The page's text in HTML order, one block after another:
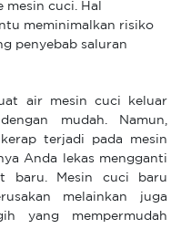
mesin cuci. Hal
meminimalkan risiko
penyebab saluran
air mesin cuci keluar
mudah. Namun,
terjadi pada mesin
Anda lekas mengganti
baru. Mesin cuci baru
melainkan juga
yang mempermudah